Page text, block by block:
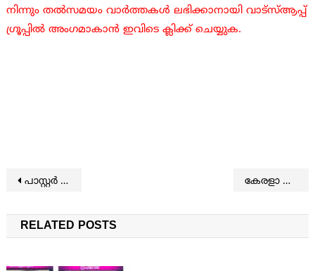
നിന്നും തൽസമയം വാർത്തകൾ ലഭിക്കാനായി വാട്സ്ആപ്പ്
ഗ്രൂപ്പിൽ അംഗമാകാൻ ഇവിടെ ക്ലിക്ക് ചെയ്യുക.
Post navigation
പാസ്റ്റര്‍ ജിജി പി. പോളിനെ അറസ്റ്റു ചെയ്തു കേരളാ കടല്‍ത്തീരങ്ങളില്‍ തീക്കാറ്റ്, ചെടികള്‍ കരിഞ്ഞുണങ്ങി
RELATED POSTS